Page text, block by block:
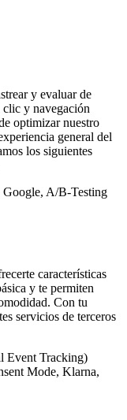
y evaluar de
y navegación
optimizar nuestro
general del
los siguientes
Google, A/B-Testing
características
y te permiten
Con tu
servicios de terceros
Event Tracking)
Mode, Klarna,